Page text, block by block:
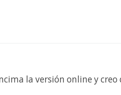
la versión online y